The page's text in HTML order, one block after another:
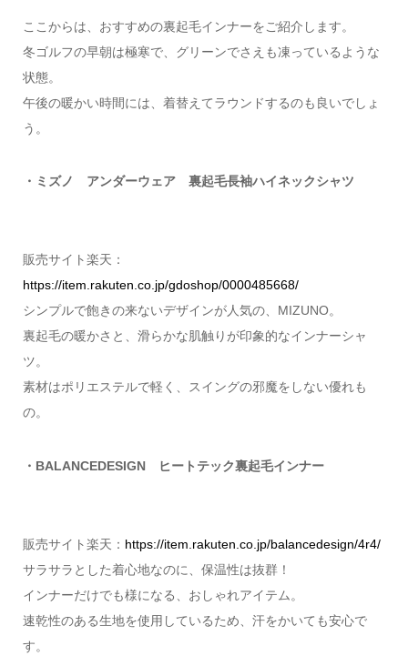
ここからは、おすすめの裏起毛インナーをご紹介します。
冬ゴルフの早朝は極寒で、グリーンでさえも凍っているような
状態。
午後の暖かい時間には、着替えてラウンドするのも良いでしょ
う。
・ミズノ アンダーウェア 裏起毛長袖ハイネックシャツ
販売サイト楽天：
https://item.rakuten.co.jp/gdoshop/0000485668/
シンプルで飽きの来ないデザインが人気の、MIZUNO。
裏起毛の暖かさと、滑らかな肌触りが印象的なインナーシャ
ツ。
素材はポリエステルで軽く、スイングの邪魔をしない優れも
の。
・BALANCEDESIGN ヒートテック裏起毛インナー
販売サイト楽天： https://item.rakuten.co.jp/balancedesign/4r4/
サラサラとした着心地なのに、保温性は抜群！
インナーだけでも様になる、おしゃれアイテム。
速乾性のある生地を使用しているため、汗をかいても安心で
す。